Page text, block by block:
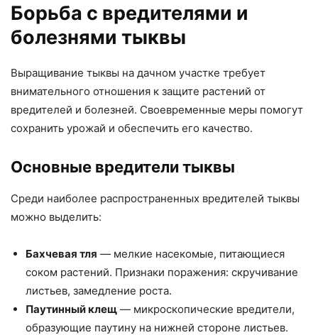
Борьба с вредителями и
болезнями тыквы
Выращивание тыквы на дачном участке требует
внимательного отношения к защите растений от
вредителей и болезней. Своевременные меры помогут
сохранить урожай и обеспечить его качество.
Основные вредители тыквы
Среди наиболее распространенных вредителей тыквы
можно выделить:
Бахчевая тля — мелкие насекомые, питающиеся
соком растений. Признаки поражения: скручивание
листьев, замедление роста.
Паутинный клещ — микроскопические вредители,
образующие паутину на нижней стороне листьев.